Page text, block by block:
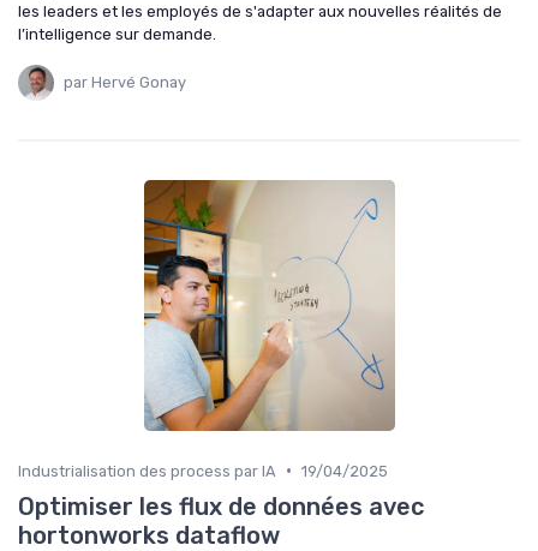
les leaders et les employés de s'adapter aux nouvelles réalités de
l’intelligence sur demande.
par Hervé Gonay
Industrialisation des process par IA • 19/04/2025
Optimiser les flux de données avec
hortonworks dataflow